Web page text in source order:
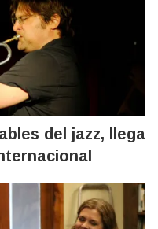
del jazz, llega